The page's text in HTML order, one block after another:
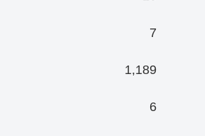
7
1,189
6